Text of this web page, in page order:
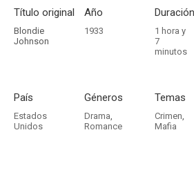
Título original
Blondie
Johnson
Año
1933
Duración
1 hora y
7
minutos
País
Estados
Unidos
Géneros
Drama,
Romance
Temas
Crimen,
Mafia